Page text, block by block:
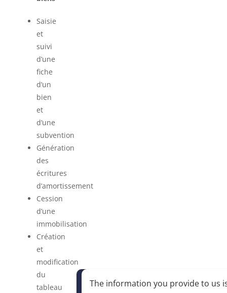
Saisie
et
suivi
d’une
fiche
d’un
bien
et
d’une
subvention
Génération
des
écritures
d’amortissement
Cession
d’une
immobilisation
Création
et
modification
du
tableau
The information you provide to us